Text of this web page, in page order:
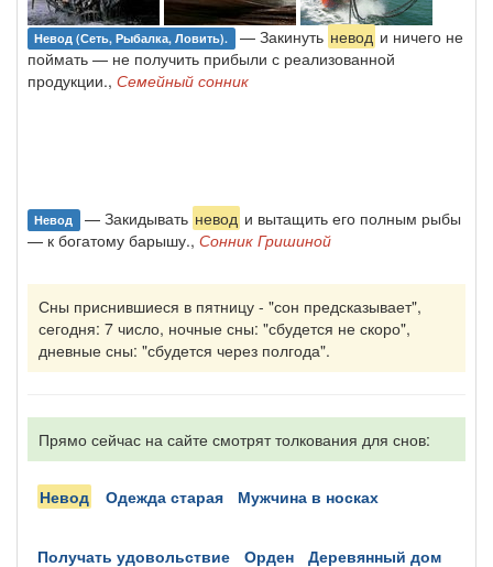
Невод (сеть, Рыбалка, Ловить). — Закинуть невод и ничего не
поймать — не получить прибыли с реализованной
продукции., Семейный сонник
Невод — Закидывать невод и вытащить его полным рыбы
— к богатому барышу., Сонник Гришиной
Сны приснившиеся в пятницу - "сон предсказывает",
сегодня: 7 число, ночные сны: "сбудется не скоро",
дневные сны: "сбудется через полгода".
Прямо сейчас на сайте смотрят толкования для снов:
невод одежда старая мужчина в носках
получать удовольствие орден деревянный дом